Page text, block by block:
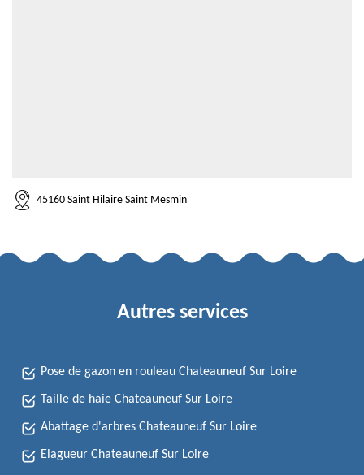
45160 Saint Hilaire Saint Mesmin
Autres services
Pose de gazon en rouleau Chateauneuf Sur Loire
Taille de haie Chateauneuf Sur Loire
Abattage d'arbres Chateauneuf Sur Loire
Elagueur Chateauneuf Sur Loire